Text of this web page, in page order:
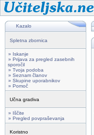
Kazalo
Spletna zbornica
» Iskanje
» Prijava za pregled zasebnih
sporočil
» Tvoja podoba
» Seznam članov
» Skupine uporabnikov
» Pomoč
Učna gradiva
» Iščite
» Pregled povpraševanja
Koristno